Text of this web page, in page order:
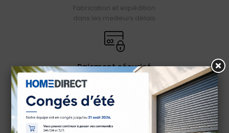
Fabrication et expédition
dans les meilleurs délais
Paiement sécurisé
Payez en 4X sans frais